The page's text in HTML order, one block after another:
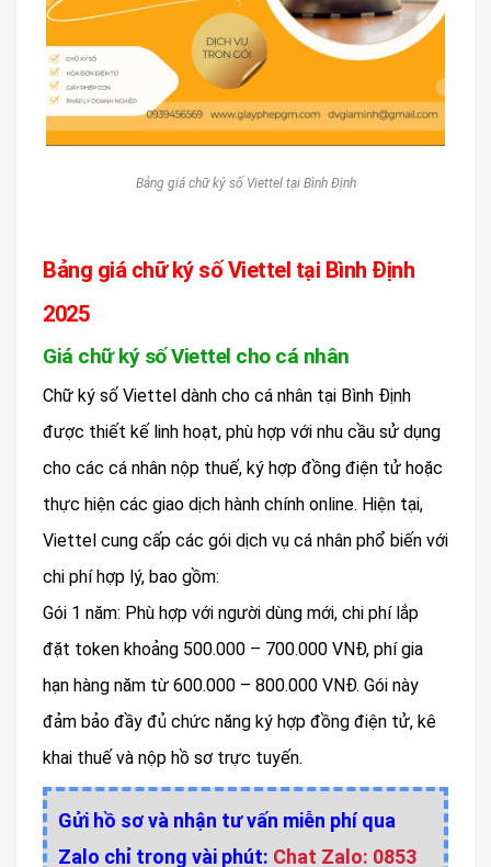
Bảng giá chữ ký số Viettel tại Bình Định
Bảng giá chữ ký số Viettel tại Bình Định
2025
Giá chữ ký số Viettel cho cá nhân
Chữ ký số Viettel dành cho cá nhân tại Bình Định
được thiết kế linh hoạt, phù hợp với nhu cầu sử dụng
cho các cá nhân nộp thuế, ký hợp đồng điện tử hoặc
thực hiện các giao dịch hành chính online. Hiện tại,
Viettel cung cấp các gói dịch vụ cá nhân phổ biến với
chi phí hợp lý, bao gồm:
Gói 1 năm: Phù hợp với người dùng mới, chi phí lắp
đặt token khoảng 500.000 – 700.000 VNĐ, phí gia
hạn hàng năm từ 600.000 – 800.000 VNĐ. Gói này
đảm bảo đầy đủ chức năng ký hợp đồng điện tử, kê
khai thuế và nộp hồ sơ trực tuyến.
Gửi hồ sơ và nhận tư vấn miễn phí qua
Zalo chỉ trong vài phút: Chat Zalo: 0853